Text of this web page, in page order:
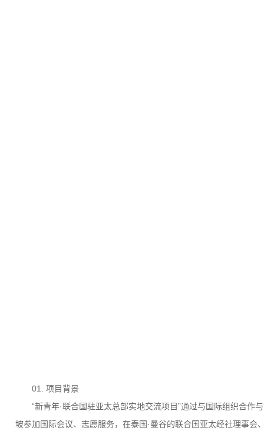
01. 项目背景
“新青年·联合国驻亚太总部实地交流项目”通过与国际组织合
坡参加国际会议、志愿服务，在泰国·曼谷的联合国亚太经社理事